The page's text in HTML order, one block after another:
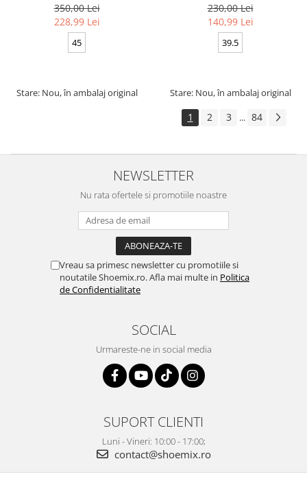
350,00 Lei
228,99 Lei
45
Stare: Nou, în ambalaj original
230,00 Lei
140,99 Lei
39.5
Stare: Nou, în ambalaj original
1 2 3 ... 84
NEWSLETTER
Nu rata ofertele si promotiile noastre
Vreau sa primesc newsletter cu promotiile si
noutatile Shoemix.ro. Afla mai multe in Politica
de Confidentialitate
SOCIAL
Urmareste-ne in social media
SUPORT CLIENTI
Luni - Vineri: 10:00 - 17:00;
contact@shoemix.ro